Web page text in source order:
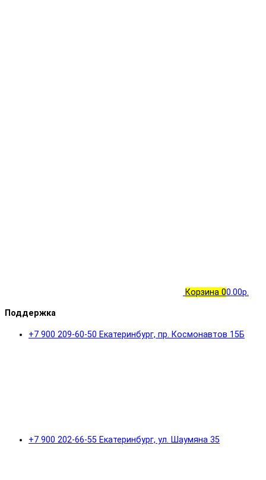
Корзина 00.00р.
Поддержка
+7 900 209-60-50 Екатеринбург, пр. Космонавтов 15Б
+7 900 202-66-55 Екатеринбург, ул. Шаумяна 35